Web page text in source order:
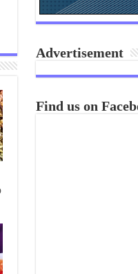
Advertisement
Find us on